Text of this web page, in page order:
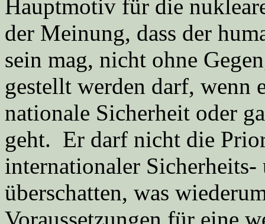
Hauptmotiv für die
der Meinung, dass der
sein mag, nicht ohne
gestellt werden darf, wenn
nationale Sicherheit oder
geht. Er darf nicht die
internationaler
überschatten, was
Voraussetzungen für eine